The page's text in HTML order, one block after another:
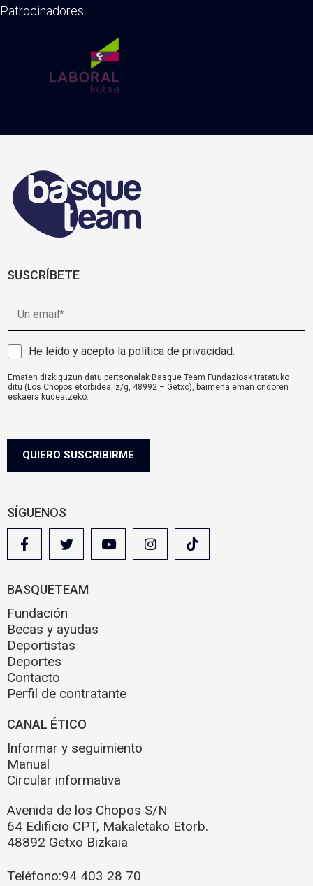
Patrocinadores
SUSCRÍBETE
m
a
i
l
A
i
s
e
a
He leído y acepto la política de privacidad.
Ematen dizkiguzun datu pertsonalak Basque Team Fundazioak tratatuko
ditu (Los Chopos etorbidea, z/g, 48992 – Getxo), baimena eman ondoren
eskaera kudeatzeko.
QUIERO SUSCRIBIRME
SÍGUENOS
BASQUETEAM
Fundación
Becas y ayudas
Deportistas
Deportes
Contacto
Perfil de contratante
CANAL ÉTICO
Informar y seguimiento
Manual
Circular informativa
Avenida de los Chopos S/N
64 Edificio CPT, Makaletako Etorb.
48892 Getxo Bizkaia
Teléfono:94 403 28 70